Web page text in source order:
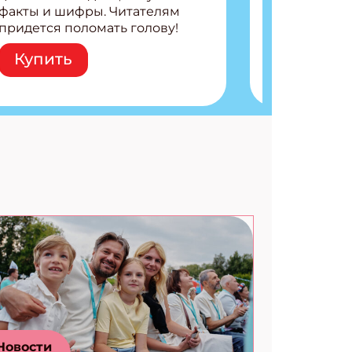
и шифры. Читателям
придется поломать голову!
Внутри: Шифры и
расшифровки Плетем
запутанные поделки
коды 3 комикса
Купить